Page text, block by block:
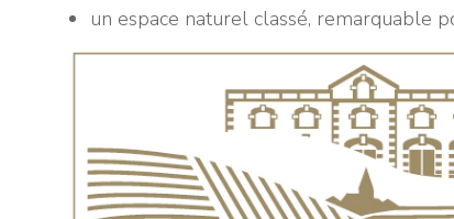
un espace naturel classé, remarquable